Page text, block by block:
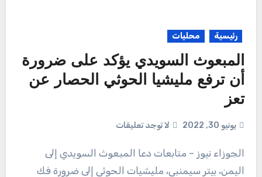
رئيسية محليات
‏المبعوث السويدي يؤكد على ضرورة
أن ترفع مليشيا الحوثي الحصار ‎عن
تعز
يونيو 30, 2022 لا توجد تعليقات
الجوزاء نيوز – متابعات دعا المبعوث السويدي إلى
اليمن، بيتر سيمنبي، مليشيات الحوثي إلى ضرورة فك